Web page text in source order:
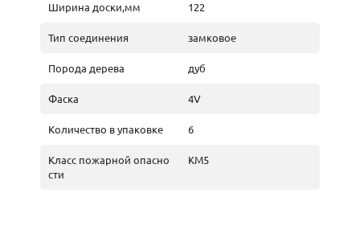
Ширина доски,мм 122
Тип соединения замковое
Порода дерева дуб
Фаска 4V
Количество в упаковке 6
Класс пожарной опасно
сти
КМ5